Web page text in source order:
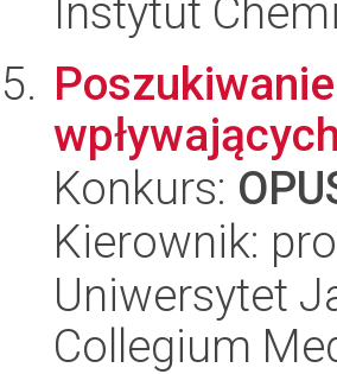
Instytut
Konkurs:
Kierownik:
Uniwersytet
Collegium